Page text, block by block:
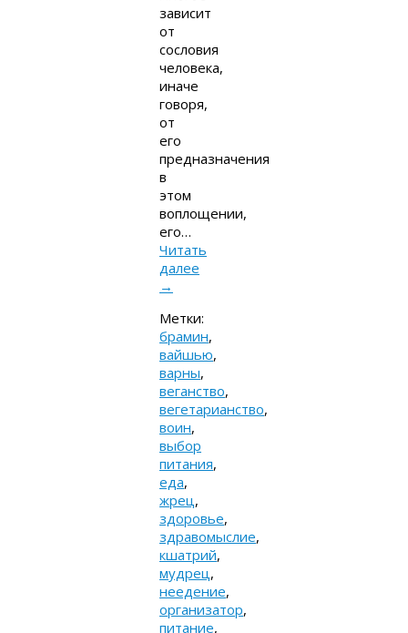
зависит
от
сословия
человека,
иначе
говоря,
от
его
предназначения
в
этом
воплощении,
его…
Читать
далее
→
Метки:
брамин,
вайшью,
варны,
веганство,
вегетарианство,
воин,
выбор
питания,
еда,
жрец,
здоровье,
здравомыслие,
кшатрий,
мудрец,
неедение,
организатор,
питание,